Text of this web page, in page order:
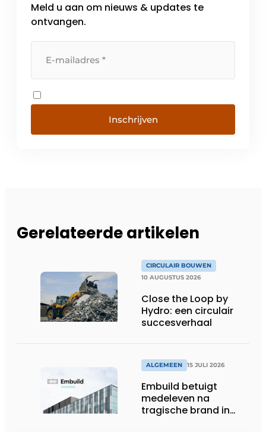
Meld u aan om nieuws & updates te
ontvangen.
Inschrijven
Gerelateerde artikelen
CIRCULAIR BOUWEN
10 AUGUSTUS 2026
Close the Loop by
Hydro: een circulair
succesverhaal
ALGEMEEN 15 JULI 2026
Embuild betuigt
medeleven na
tragische brand in